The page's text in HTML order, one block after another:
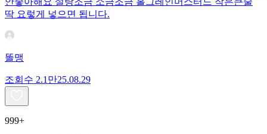
딱 요렇게 넣으면 됩니다.
똘맹
조회수 2.1만25.08.29
999+